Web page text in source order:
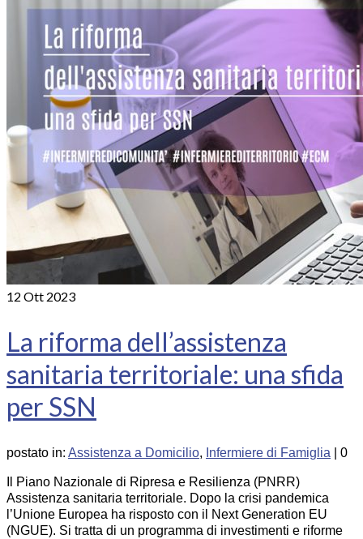
12 Ott 2023
La riforma dell’assistenza
sanitaria territoriale: una sfida
per SSN
postato in: Assistenza a Domicilio, Infermiere di Famiglia 0
Il Piano Nazionale di Ripresa e Resilienza (PNRR)
Assistenza sanitaria territoriale. Dopo la crisi pandemica
l’Unione Europea ha risposto con il Next Generation EU
(NGUE). Si tratta di un programma di investimenti e riforme